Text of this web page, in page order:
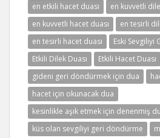
en etkili hacet duası
en kuvvetli
en kuvvetli hacet duası
en tesirli
en tesirli hacet duası
Eski Sevgiliyi
Etkili Dilek Duası
Etkili Hacet Duası
gideni geri döndürmek için dua
hacet için okunacak dua
kesinlikle aşık etmek için denenmiş
küs olan sevgiliyi geri döndürme